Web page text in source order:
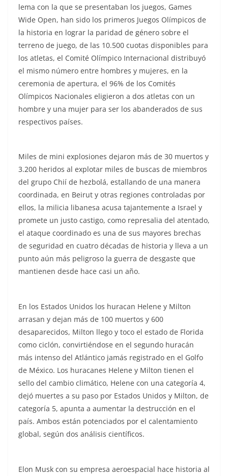
lema con la que se presentaban los juegos, Games
Wide Open, han sido los primeros Juegos Olímpicos de
la historia en lograr la paridad de género sobre el
terreno de juego, de las 10.500 cuotas disponibles para
los atletas, el Comité Olímpico Internacional distribuyó
el mismo número entre hombres y mujeres, en la
ceremonia de apertura, el 96% de los Comités
Olímpicos Nacionales eligieron a dos atletas con un
hombre y una mujer para ser los abanderados de sus
respectivos países.
Miles de mini explosiones dejaron más de 30 muertos y
3.200 heridos al explotar miles de buscas de miembros
del grupo Chií de hezbolá, estallando de una manera
coordinada, en Beirut y otras regiones controladas por
ellos, la milicia libanesa acusa tajantemente a Israel y
promete un justo castigo, como represalia del atentado,
el ataque coordinado es una de sus mayores brechas
de seguridad en cuatro décadas de historia y lleva a un
punto aún más peligroso la guerra de desgaste que
mantienen desde hace casi un año.
En los Estados Unidos los huracan Helene y Milton
arrasan y dejan más de 100 muertos y 600
desaparecidos, Milton llego y toco el estado de Florida
como ciclón, convirtiéndose en el segundo huracán
más intenso del Atlántico jamás registrado en el Golfo
de México. Los huracanes Helene y Milton tienen el
sello del cambio climático, Helene con una categoría 4,
dejó muertes a su paso por Estados Unidos y Milton, de
categoría 5, apunta a aumentar la destrucción en el
país. Ambos están potenciados por el calentamiento
global, según dos análisis científicos.
Elon Musk con su empresa aeroespacial hace historia al